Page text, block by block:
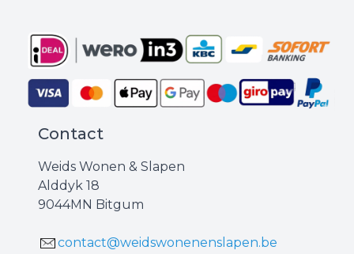
Contact
Weids Wonen & Slapen
Alddyk 18
9044MN Bitgum
contact@weidswonenenslapen.be